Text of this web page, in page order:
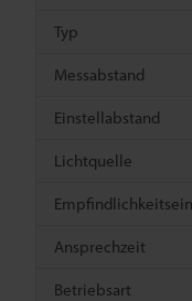
Typ
Messabstand
Einstellabstand
Lichtquelle
Ansprechzeit
Betriebsart